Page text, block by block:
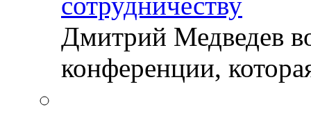
Дмитрий Медведев
конференции,